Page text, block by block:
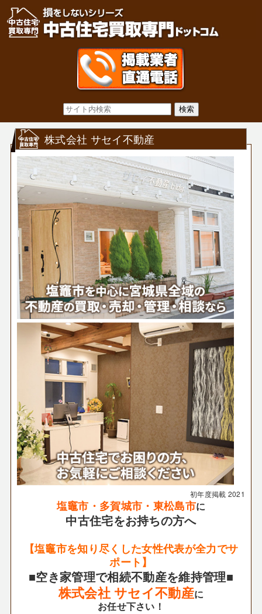
株式会社 サセイ不動産
初年度掲載 2021
塩竈市・多賀城市・東松島市に
中古住宅をお持ちの方へ
【塩竈市を知り尽くした女性代表が全力でサ
ポート】
■空き家管理で相続不動産を維持管理■
株式会社 サセイ不動産に
お任せ下さい！